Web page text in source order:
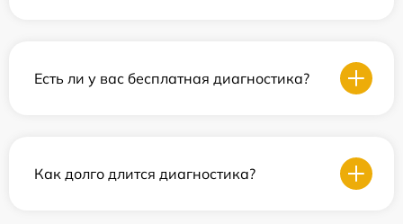
Есть ли у вас бесплатная диагностика?
Как долго длится диагностика?